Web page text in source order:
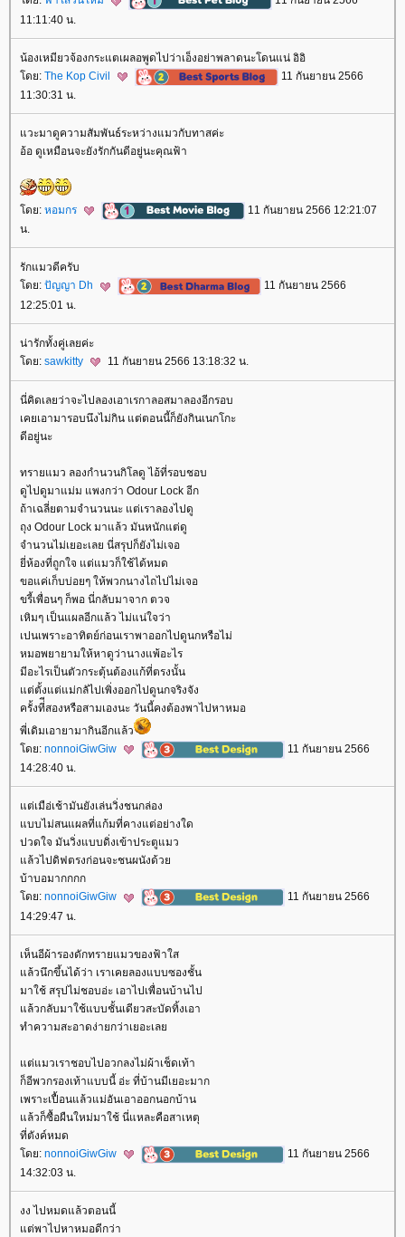
11:11:40 น.
น้องเหมียวจ้องกระแตเผลอพูดไปว่าเอ็งอย่าพลาดนะโดนแน่ อิอิ
ดย: The Kop Civil
11 กันยายน 2566
11:30:31 น.
วะมาดูความสัมพันธ์ระหว่างแมวกับทาสค่ะ
อ้อ ดูเหมือนจะยังรักกันดีอยู่นะคุณฟ้า
ดย: หอมกร
11 กันยายน 2566 12:21:07
น.
รักแมวดีครับ
ดย: ปัญญา Dh
11 กันยายน 2566
12:25:01 น.
น่ารักทั้งคู่เลยค่ะ
ดย: sawkitty 11 กันยายน 2566 13:18:32 น.
นี่คิดเลยว่าจะไปลองเอาเรกาลอสมาลองอีกรอบ
เคยเอามารอบนึงไม่กิน แต่ตอนนี้ก็ยังกินเนกโกะ
ดีอยู่นะ
ทรายแมว ลองกำนวนกิโลดู ไอ้ที่รอบชอบ
ดูไปดูมาแม่ม แพงกว่า Odour Lock อีก
ถ้าเฉลี่ยตามจำนวนนะ แต่เราลองไปดู
ถุง Odour Lock มาแล้ว มันหนักแต่ดู
จำนวนไม่เยอะเลย นี่สรุปก็ยังไม่เจอ
ี่ห้องที่ถูกใจ แต่แมวก็ใช้ได้หมด
ขอแค่เก็บบ่อยๆ ให้พวกนางไถไปไม่เจอ
ขรี้เพื่อนๆ ก็พอ นี่กลับมาจาก ตวจ
เหิมๆ เป็นแผลอีกแล้ว ไม่แน่ใจว่า
เปนเพราะอาทิตย์ก่อนเราพาออกไปดูนกหรือไม่
หมอพยายามให้หาดูว่านางแพ้อะไร
มีอะไรเป็นตัวกระตุ้นต้องแก้ที่ตรงนั้น
ต่ตั้งแต่แม่กลัไปเพิ่งออกไปดูนกจริงจัง
ครั้งที่ีสองหรือสามเองนะ วันนี้คงต้องพาไปหาหมอ
พี่เดิมเอายามากินอีกแล้ว
ดย: nonnoiGiwGiw
11 กันยายน 2566
14:28:40 น.
ต่เมือ่เช้ามันยังเล่นวิ่งชนกล่อง
บบไม่สนแผลที่แก้มที่คางแต่อย่างใด
ปวดใจ มันวิ่งแบบดิ่งเข้าประตูแมว
ล้วไปดิฟตรงก่อนจะชนผนังด้ว
บ้าบอมากกกก
ดย: nonnoiGiwGiw
11 กันยายน 2566
14:29:47 น.
เห็นอีผ้ารองดักทรายแมวของฟ้าใส
ล้วนึกขึ้นได้ว่า เราเคยลองแบบซองชั้น
มาใช้ สรุปไม่ชอบอ่ะ เอาไปเพื่อนบ้านไป
ล้วกลับมาใช้แบบชั้นเดียวสะบัดทิ้งเอา
ทำความสะอาดง่ายกว่าเยอะเล
ต่แมวเราชอบไปอวกลงไม่ผ้าเช็ดเท้า
ก็อีพวกรองเท้าแบบนี้ อ่ะ ที่บ้านมีเยอะมาก
เพราะเปื้อนแล้วแม่อันเอาออกนอกบ้าน
ล้วก็ซื้อผืนใหม่มาใช้ นี่แหละคือสาเหตุ
ที่ตังค์หมด
ดย: nonnoiGiwGiw
11 กันยายน 2566
14:32:03 น.
งง ไปหมดแล้วตอนนี้
ต่พาไปหาหมอดีกว่า